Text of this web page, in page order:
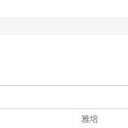
雅培